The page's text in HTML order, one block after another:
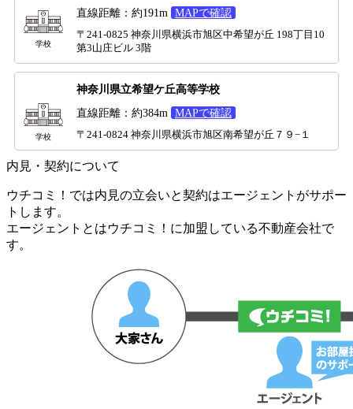
学校
直線距離：約191m
MAPで確認
〒241-0825 神奈川県横浜市旭区中希望が丘 198丁目10
第3山庄ビル 3階
学校
神奈川県立希望ケ丘高等学校
直線距離：約384m
MAPで確認
〒241-0824 神奈川県横浜市旭区南希望が丘７９−１
内見・契約について
ウチコミ！では内見の立会いと契約はエージェントがサポー
トします。
エージェントとはウチコミ！に加盟している不動産会社で
す。